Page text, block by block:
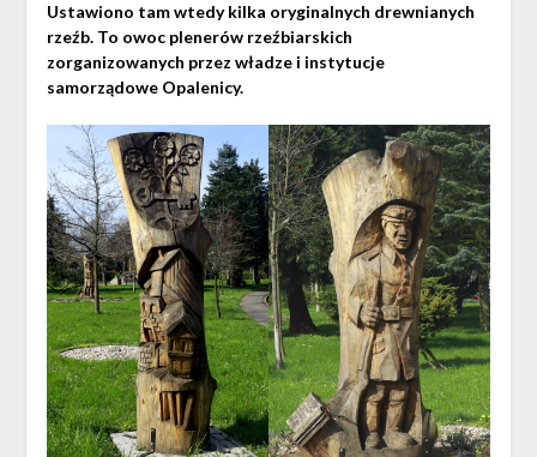
Ustawiono tam wtedy kilka oryginalnych drewnianych
rzeźb. To owoc plenerów rzeźbiarskich
zorganizowanych przez władze i instytucje
samorządowe Opalenicy.